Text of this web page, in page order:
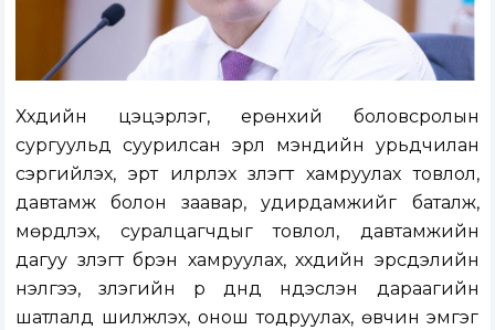
Хүүхдийн цэцэрлэг, ерөнхий боловсролын
сургуульд суурилсан эрүүл мэндийн урьдчилан
сэргийлэх, эрт илрүүлэх үзлэгт хамруулах товлол,
давтамж болон заавар, удирдамжийг баталж,
мөрдүүлэх, суралцагчдыг товлол, давтамжийн
дагуу үзлэгт бүрэн хамруулах, хүүхдийн эрсдэлийн
үнэлгээ, үзлэгийн үр дүнд үндэслэн дараагийн
шатлалд шилжүүлэх, онош тодруулах, өвчин эмгэг